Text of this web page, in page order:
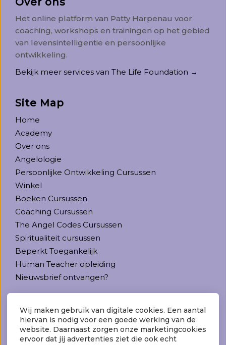
Het online platform van Patty Harpenau voor
coaching, workshops en trainingen op het gebied
van levensintelligentie en persoonlijke
ontwikkeling.
Bekijk meer services van The Life Foundation →
Site Map
Home
Academy
Over ons
Angelologie
Persoonlijke Ontwikkeling Cursussen
Winkel
Boeken Cursussen
Coaching Cursussen
The Angel Codes Cursussen
Spiritualiteit cursussen
Beperkt Toegankelijk
Human Teacher opleiding
Nieuwsbrief ontvangen?
The Life Foundation
Vrijheidslaan 81
Wij maken gebruik van digitale cookies. Een aantal
hiervan is nodig voor een goede werking van de
website. Daarnaast zorgen onze marketingcookies
ervoor dat jij advertenties ziet die ook echt